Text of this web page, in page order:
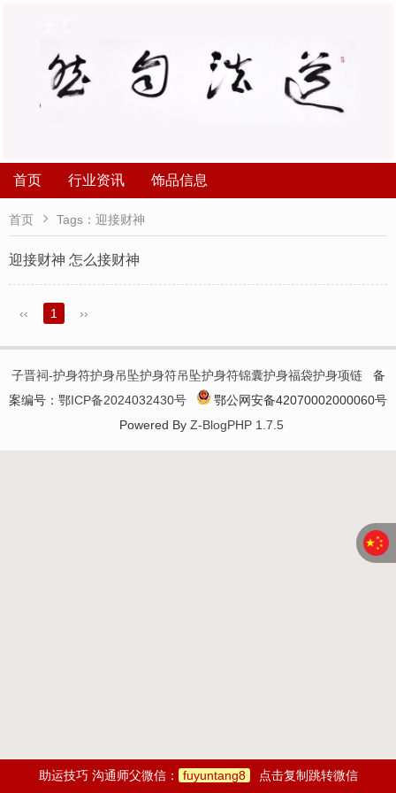
首页 行业资讯 饰品信息
首页  Tags：迎接财神
迎接财神 怎么接财神
‹‹ 1 ››
子晋祠-护身符护身吊坠护身符吊坠护身符锦囊护身福袋护身项链备
案编号： 鄂ICP备2024032430号
鄂公网安备42070002000060号
Powered By Z-BlogPHP 1.7.5
助运技巧 沟通师父微信： fuyuntang8 点击复制跳转微信